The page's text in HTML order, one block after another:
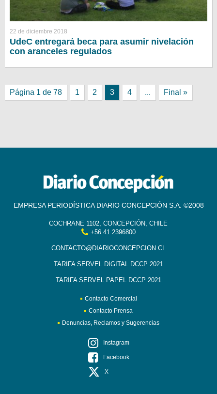
22 de diciembre 2018
UdeC entregará beca para asumir nivelación
con aranceles regulados
Página 1 de 78 1 2 3 4 ... Final »
EMPRESA PERIODÍSTICA DIARIO CONCEPCIÓN S.A. ©2008
COCHRANE 1102, CONCEPCIÓN, CHILE
+56 41 2396800
CONTACTO@DIARIOCONCEPCION.CL
TARIFA SERVEL DIGITAL DCCP 2021
TARIFA SERVEL PAPEL DCCP 2021
Contacto Comercial
Contacto Prensa
Denuncias, Reclamos y Sugerencias
Instagram
Facebook
X